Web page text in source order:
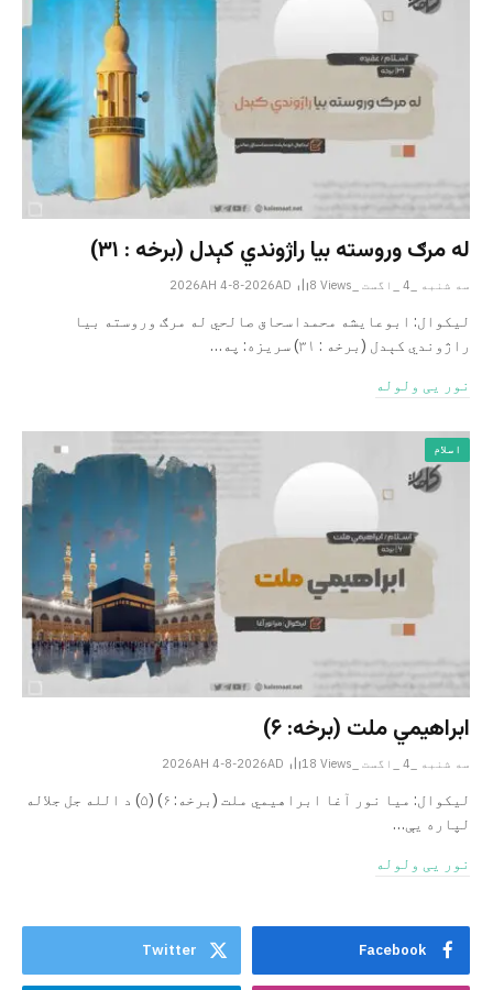
له مرګ وروسته بیا راژوندي کېدل (برخه : ۳۱)
سه شنبه _4 _اگست _2026AH 4-8-2026AD 8 Views
لیکوال: ابوعایشه محمداسحاق صالحي له مرګ وروسته بیا
راژوندي کېدل (برخه : ۳۱) سریزه: په…
نور یی ولوله
اسلام
ابراهيمي ملت (برخه: ۶)
سه شنبه _4 _اگست _2026AH 4-8-2026AD 18 Views
ليکوال: میا نور آغا ابراهيمي ملت (برخه: ۶) (۵) د الله جل جلاله
لپاره یې…
نور یی ولوله
Facebook
Twitter